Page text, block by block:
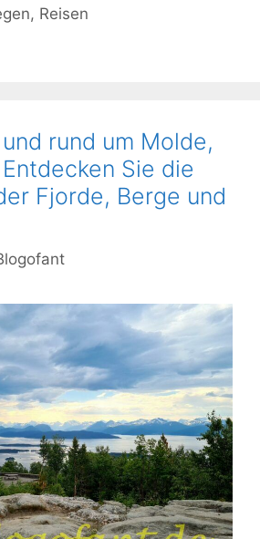
, Reisen
rund um Molde,
Sie die
Fjorde, Berge und